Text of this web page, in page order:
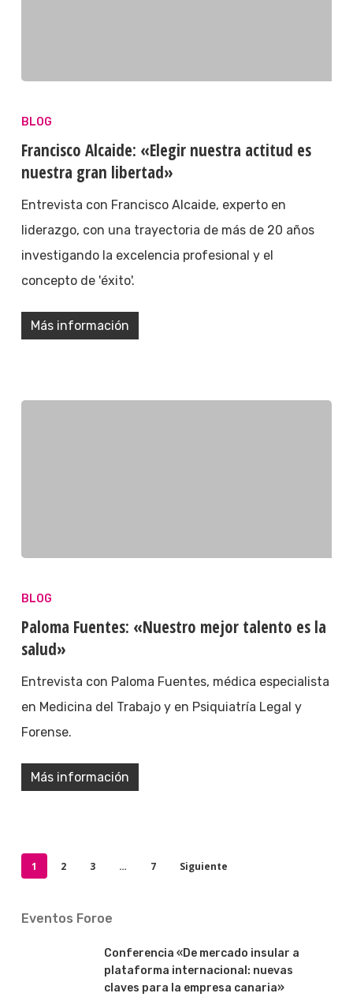
BLOG
Francisco Alcaide: «Elegir nuestra actitud es
nuestra gran libertad»
Entrevista con Francisco Alcaide, experto en
liderazgo, con una trayectoria de más de 20 años
investigando la excelencia profesional y el
concepto de 'éxito'.
Más información
BLOG
Paloma Fuentes: «Nuestro mejor talento es la
salud»
Entrevista con Paloma Fuentes, médica especialista
en Medicina del Trabajo y en Psiquiatría Legal y
Forense.
Más información
1 2 3 … 7 Siguiente
Eventos Foroe
Conferencia «De mercado insular a
plataforma internacional: nuevas
claves para la empresa canaria»